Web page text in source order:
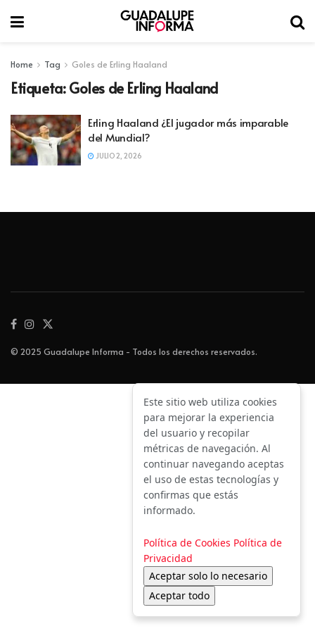
Home Tag Goles de Erling Haaland
Etiqueta:Goles de Erling Haaland
Erling Haaland ¿El jugador más imparable
del Mundial?
JULIO 2, 2026
© 2025 Guadalupe Informa - Todos los derechos reservados.
Este sitio web utiliza cookies
para mejorar la experiencia
del usuario y recopilar
métricas de navegación. Al
continuar navegando aceptas
el uso de estas tecnologías y
confirmas que estás
informado.
Política de Cookies Política de
Privacidad
Aceptar solo lo necesario
Aceptar todo